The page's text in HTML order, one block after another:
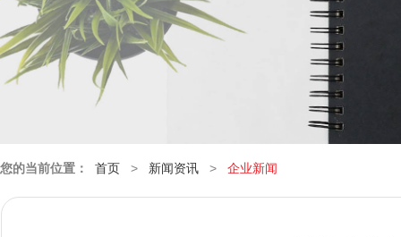
您的当前位置： 首页 > 新闻资讯 > 企业新闻